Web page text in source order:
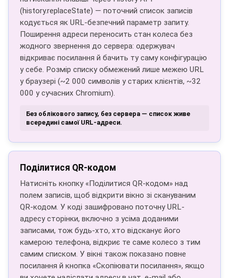
(history.replaceState) — поточний список записів
кодується як URL-безпечний параметр запиту.
Поширення адреси переносить стан колеса без
жодного звернення до сервера: одержувач
відкриває посилання й бачить ту саму конфігурацію
у себе. Розмір списку обмежений лише межею URL
у браузері (~2 000 символів у старих клієнтів, ~32
000 у сучасних Chromium).
Без облікового запису, без сервера — список живе
всередині самої URL-адреси.
Поділитися QR-кодом
Натисніть кнопку «Поділитися QR-кодом» над
полем записів, щоб відкрити вікно зі скануваним
QR-кодом. У коді зашифровано поточну URL-
адресу сторінки, включно з усіма доданими
записами, тож будь-хто, хто відсканує його
камерою телефона, відкриє те саме колесо з тим
самим списком. У вікні також показано повне
посилання й кнопка «Скопіювати посилання», якщо